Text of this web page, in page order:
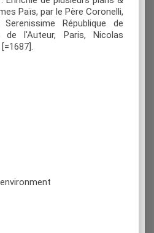
Païs, par le Père Coronelli,
République de
de l'Auteur, Paris, Nicolas